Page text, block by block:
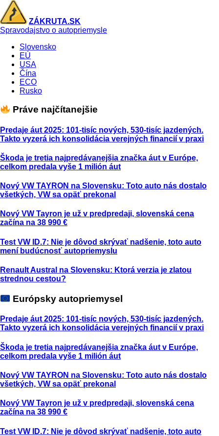
ZÁKRUTA.SK
Spravodajstvo o autopriemysle
Slovensko
EÚ
USA
Čína
ECO
Rusko
Práve najčítanejšie
Predaje áut 2025: 101-tisíc nových, 530-tisíc jazdených.
Takto vyzerá ich konsolidácia verejných financií v praxi
Škoda je tretia najpredávanejšia značka áut v Európe,
celkom predala vyše 1 milión áut
Nový VW TAYRON na Slovensku: Toto auto nás dostalo
všetkých, VW sa opäť prekonal
Nový VW Tayron je už v predpredaji, slovenská cena
začína na 38 990 €
Test VW ID.7: Nie je dôvod skrývať nadšenie, toto auto
mení budúcnosť autopriemyslu
Renault Austral na Slovensku: Ktorá verzia je zlatou
strednou cestou?
Európsky autopriemysel
Predaje áut 2025: 101-tisíc nových, 530-tisíc jazdených.
Takto vyzerá ich konsolidácia verejných financií v praxi
Škoda je tretia najpredávanejšia značka áut v Európe,
celkom predala vyše 1 milión áut
Nový VW TAYRON na Slovensku: Toto auto nás dostalo
všetkých, VW sa opäť prekonal
Nový VW Tayron je už v predpredaji, slovenská cena
začína na 38 990 €
Test VW ID.7: Nie je dôvod skrývať nadšenie, toto auto